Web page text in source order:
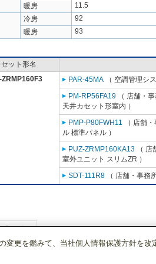
暖房
11.5
冷房 92
暖房
93
セット形名
ZRMP160F3
PAR-45MA （ 空調管理シ
PM-RP56FA19 （ 店舗・
天井カセット形室内 ）
PMP-P80FWH11 （ 店舗
ル 標準パネル ）
PUZ-ZRMP160KA13 （
室外ユニット スリムZR ）
SDT-111R8 （ 店舗・事務
変更を鑑みて、当社個人情報保護方針を改